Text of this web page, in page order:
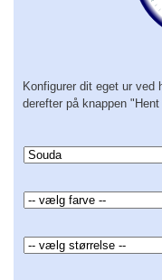
Konfigurer dit eget ur
derefter på knappen